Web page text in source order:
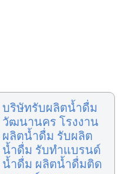
บริษัทรับผลิตน้ำดื่ม
วัฒนานคร โรงงาน
ผลิตน้ำดื่ม รับผลิต
น้ำดื่ม รับทำแบรนด์
น้ำดื่ม ผลิตน้ำดื่มติด